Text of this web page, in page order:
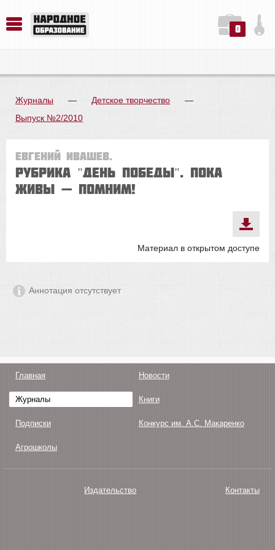
0
Журналы — Детское творчество
—
Выпуск №2/2010
Евгений ИВАШЕВ.
Рубрика "День победы". Пока
живы — помним!
Материал в открытом доступе
Аннотация отсутствует
Главная Новости
Журналы Книги
Подписки Конкурс им. А.С. Макаренко
Агрошколы
Издательство Контакты